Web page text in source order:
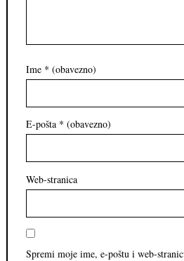
Ime * (obavezno)
E-pošta * (obavezno)
Web-stranica
Spremi moje ime, e-poštu i web-